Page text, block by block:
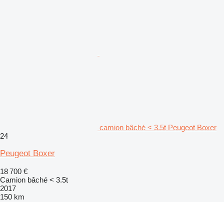
camion bâché < 3.5t Peugeot Boxer
24
Peugeot Boxer
18 700 €
Camion bâché < 3.5t
2017
150 km